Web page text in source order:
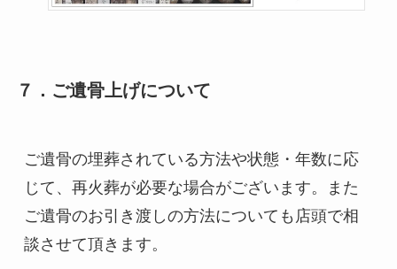
７．ご遺骨上げについて
ご遺骨の埋葬されている方法や状態・年数に応
じて、再火葬が必要な場合がございます。また
ご遺骨のお引き渡しの方法についても店頭で相
談させて頂きます。